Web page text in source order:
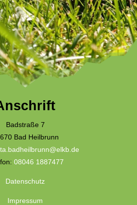
Badstraße 7
Bad Heilbrunn
08046 1887477
Datenschutz
Impressum